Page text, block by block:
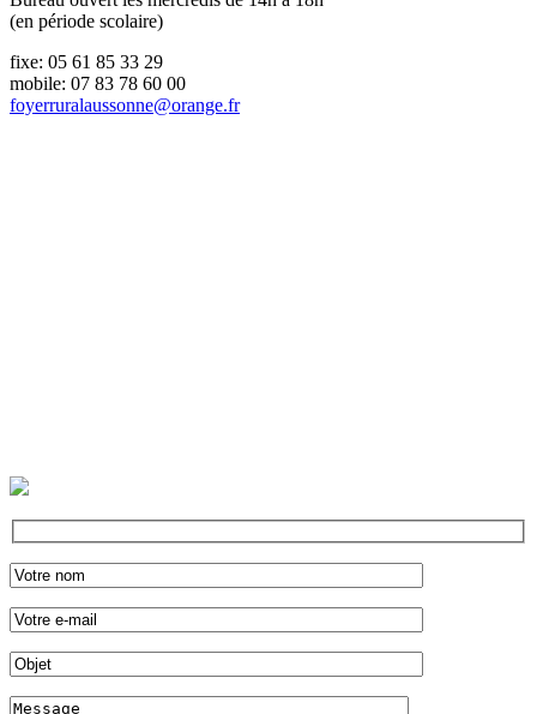
(en période scolaire)
fixe: 05 61 85 33 29
mobile: 07 83 78 60 00
foyerruralaussonne@orange.fr